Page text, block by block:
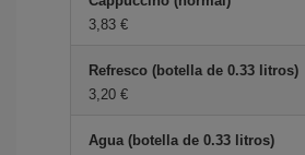
3,83 €
Refresco (botella de 0.33 litros)
3,20 €
Agua (botella de 0.33 litros)